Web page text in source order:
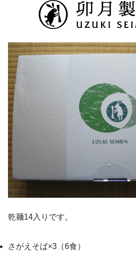
乾麺14入りです。
さがえそば×3（6食）